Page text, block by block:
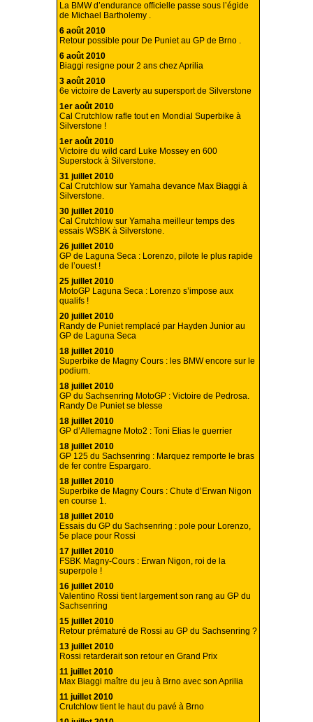
La BMW d’endurance officielle passe sous l’égide
de Michael Bartholemy .
6 août 2010
Retour possible pour De Puniet au GP de Brno .
6 août 2010
Biaggi resigne pour 2 ans chez Aprilia
3 août 2010
6e victoire de Laverty au supersport de Silverstone
1er août 2010
Cal Crutchlow rafle tout en Mondial Superbike à
Silverstone !
1er août 2010
Victoire du wild card Luke Mossey en 600
Superstock à Silverstone.
31 juillet 2010
Cal Crutchlow sur Yamaha devance Max Biaggi à
Silverstone.
30 juillet 2010
Cal Crutchlow sur Yamaha meilleur temps des
essais WSBK à Silverstone.
26 juillet 2010
GP de Laguna Seca : Lorenzo, pilote le plus rapide
de l’ouest !
25 juillet 2010
MotoGP Laguna Seca : Lorenzo s’impose aux
qualifs !
20 juillet 2010
Randy de Puniet remplacé par Hayden Junior au
GP de Laguna Seca
18 juillet 2010
Superbike de Magny Cours : les BMW encore sur le
podium.
18 juillet 2010
GP du Sachsenring MotoGP : Victoire de Pedrosa.
Randy De Puniet se blesse
18 juillet 2010
GP d’Allemagne Moto2 : Toni Elias le guerrier
18 juillet 2010
GP 125 du Sachsenring : Marquez remporte le bras
de fer contre Espargaro.
18 juillet 2010
Superbike de Magny Cours : Chute d’Erwan Nigon
en course 1.
18 juillet 2010
Essais du GP du Sachsenring : pole pour Lorenzo,
5e place pour Rossi
17 juillet 2010
FSBK Magny-Cours : Erwan Nigon, roi de la
superpole !
16 juillet 2010
Valentino Rossi tient largement son rang au GP du
Sachsenring
15 juillet 2010
Retour prématuré de Rossi au GP du Sachsenring ?
13 juillet 2010
Rossi retarderait son retour en Grand Prix
11 juillet 2010
Max Biaggi maître du jeu à Brno avec son Aprilia
11 juillet 2010
Crutchlow tient le haut du pavé à Brno